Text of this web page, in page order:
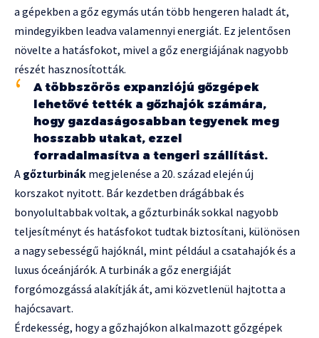
a gépekben a gőz egymás után több hengeren haladt át,
mindegyikben leadva valamennyi energiát. Ez jelentősen
növelte a hatásfokot, mivel a gőz energiájának nagyobb
részét hasznosították.
A többszörös expanziójú gőzgépek
lehetővé tették a gőzhajók számára,
hogy gazdaságosabban tegyenek meg
hosszabb utakat, ezzel
forradalmasítva a tengeri szállítást.
A gőzturbinák megjelenése a 20. század elején új
korszakot nyitott. Bár kezdetben drágábbak és
bonyolultabbak voltak, a gőzturbinák sokkal nagyobb
teljesítményt és hatásfokot tudtak biztosítani, különösen
a nagy sebességű hajóknál, mint például a csatahajók és a
luxus óceánjárók. A turbinák a gőz energiáját
forgómozgássá alakítják át, ami közvetlenül hajtotta a
hajócsavart.
Érdekesség, hogy a gőzhajókon alkalmazott gőzgépek